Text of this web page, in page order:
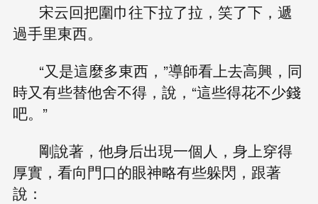
宋云回把圍巾往下拉了拉，笑了下，遞
過手里東西。
“又是這麼多東西，”導師看上去高興，同
時又有些替他舍不得，說，“這些得花不少錢
吧。”
剛說著，他身后出現一個人，身上穿得
厚實，看向門口的眼神略有些躲閃，跟著
說：